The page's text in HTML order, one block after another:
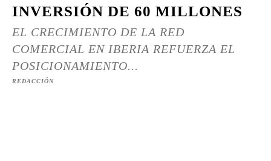
INVERSIÓN DE 60 MILLONES
EL CRECIMIENTO DE LA RED
COMERCIAL EN IBERIA REFUERZA EL
POSICIONAMIENTO...
REDACCIÓN